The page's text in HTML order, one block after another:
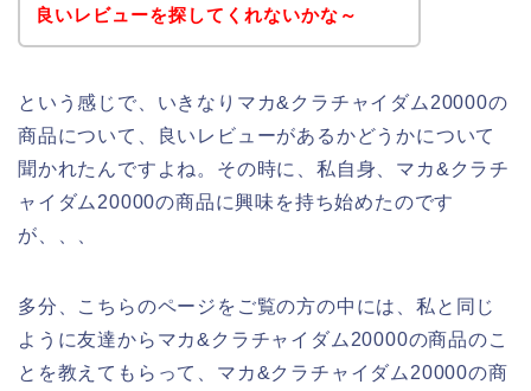
良いレビューを探してくれないかな～
という感じで、いきなりマカ&クラチャイダム20000の
商品について、良いレビューがあるかどうかについて
聞かれたんですよね。その時に、私自身、マカ&クラチ
ャイダム20000の商品に興味を持ち始めたのです
が、、、
多分、こちらのページをご覧の方の中には、私と同じ
ように友達からマカ&クラチャイダム20000の商品のこ
とを教えてもらって、マカ&クラチャイダム20000の商